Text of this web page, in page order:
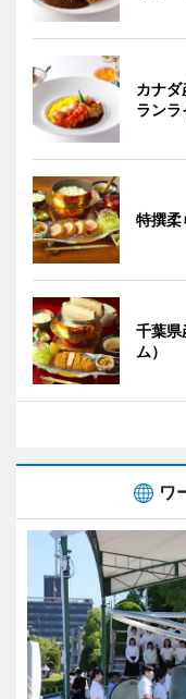
カナ
ランラ
特撰柔
千葉県
ム）
ワ